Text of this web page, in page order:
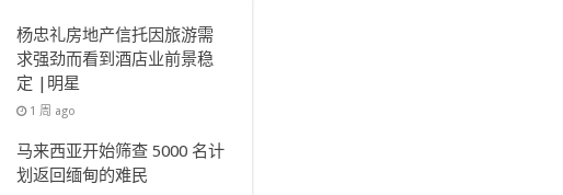
杨忠礼房地产信托因旅游需
求强劲而看到酒店业前景稳
定 |明星
1 周 ago
马来西亚开始筛查 5000 名计
划返回缅甸的难民